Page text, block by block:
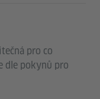
pro co
dle pokynů pro